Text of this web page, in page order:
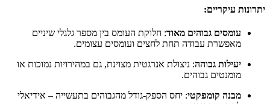
יתרונות עיקריים:
עומסים גבוהים מאוד: חלוקת העומס בין מספר גלגלי שיניים
מאפשרת עבודה תחת לחצים ועומסים עצומים.
יעילות גבוהה: ניצולת אנרגטית מצוינת, גם במהירויות נמוכות או
מומנטים גבוהים.
מבנה קומפקטי: יחס הספק-גודל מהגבוהים בתעשייה – אידיאלי